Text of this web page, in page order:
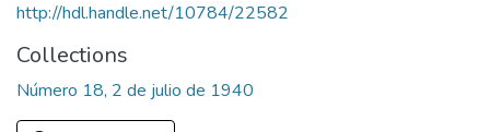
http://hdl.handle.net/10784/22582
Collections
Número 18, 2 de julio de 1940